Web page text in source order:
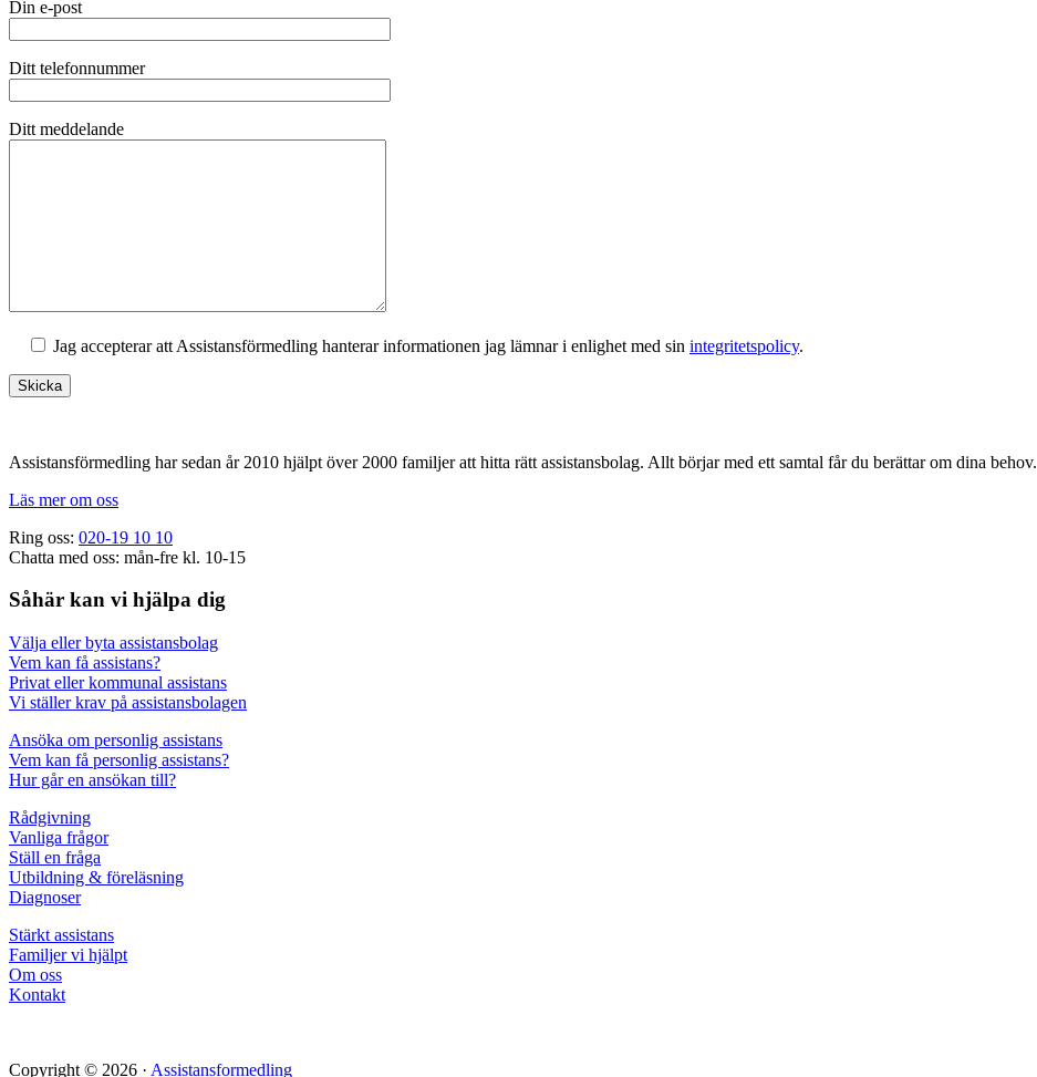
Din e-post
Ditt telefonnummer
Ditt meddelande
Jag accepterar att Assistansförmedling hanterar informationen jag lämnar i enlighet med sin integritetspolicy.
Assistansförmedling har sedan år 2010 hjälpt över 2000 familjer att hitta rätt assistansbolag. Allt börjar med ett samtal får du berättar om dina behov.
Läs mer om oss
Ring oss: 020-19 10 10
Chatta med oss: mån-fre kl. 10-15
Såhär kan vi hjälpa dig
Välja eller byta assistansbolag
Vem kan få assistans?
Privat eller kommunal assistans
Vi ställer krav på assistansbolagen
Ansöka om personlig assistans
Vem kan få personlig assistans?
Hur går en ansökan till?
Rådgivning
Vanliga frågor
Ställ en fråga
Utbildning & föreläsning
Diagnoser
Stärkt assistans
Familjer vi hjälpt
Om oss
Kontakt
Copyright © 2026 · Assistansformedling